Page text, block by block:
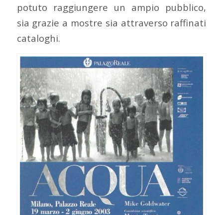
potuto raggiungere un ampio pubblico,
sia grazie a mostre sia attraverso raffinati
cataloghi.